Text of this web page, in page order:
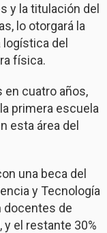
y la titulación del
lo otorgará la
logística del
física.
en cuatro años,
primera escuela
esta área del
una beca del
y Tecnología
docentes de
y el restante 30%